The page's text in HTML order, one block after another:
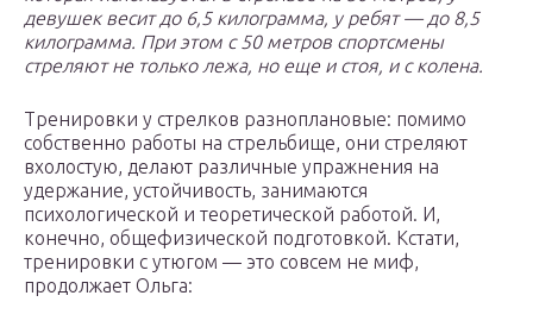
девушек весит до 6,5 килограмма, у ребят — до 8,5
килограмма. При этом с 50 метров спортсмены
стреляют не только лежа, но еще и стоя, и с колена.
Тренировки у стрелков разноплановые: помимо
собственно работы на стрельбище, они стреляют
вхолостую, делают различные упражнения на
удержание, устойчивость, занимаются
психологической и теоретической работой. И,
конечно, общефизической подготовкой. Кстати,
тренировки с утюгом — это совсем не миф,
продолжает Ольга: